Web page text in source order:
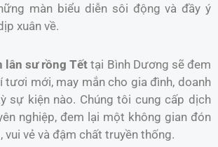
màn biểu diễn sôi động và đầy ý
xuân về.
lân sư rồng Tếttại Bình Dương sẽ đem
tươi mới, may mắn cho gia đình, doanh
sự kiện nào. Chúng tôi cung cấp dịch
nghiệp, đem lại một không gian đón
vui vẻ và đậm chất truyền thống.